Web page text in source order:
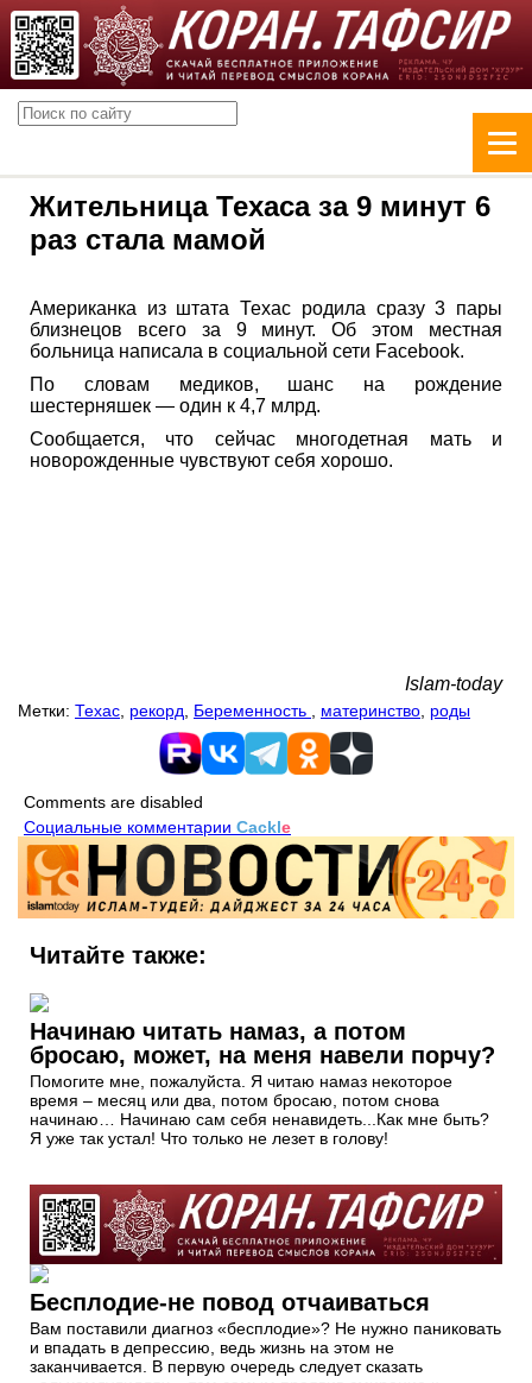
Жительница Техаса за 9 минут 6
раз стала мамой
Американка из штата Техас родила сразу 3 пары
близнецов всего за 9 минут. Об этом местная
больница написала в социальной сети Facebook.
По словам медиков, шанс на рождение
шестерняшек — один к 4,7 млрд.
Сообщается, что сейчас многодетная мать и
новорожденные чувствуют себя хорошо.
Islam-today
Метки: Техас рекорд Беременность материнство роды
Comments are disabled
Социальные комментарии Cackle
Читайте также:
Начинаю читать намаз, а потом
бросаю, может, на меня навели порчу?
Помогите мне, пожалуйста. Я читаю намаз некоторое
время – месяц или два, потом бросаю, потом снова
начинаю… Начинаю сам себя ненавидеть...Как мне быть?
Я уже так устал! Что только не лезет в голову!
Бесплодие-не повод отчаиваться
Вам поставили диагноз «бесплодие»? Не нужно паниковать
и впадать в депрессию, ведь жизнь на этом не
заканчивается. В первую очередь следует сказать